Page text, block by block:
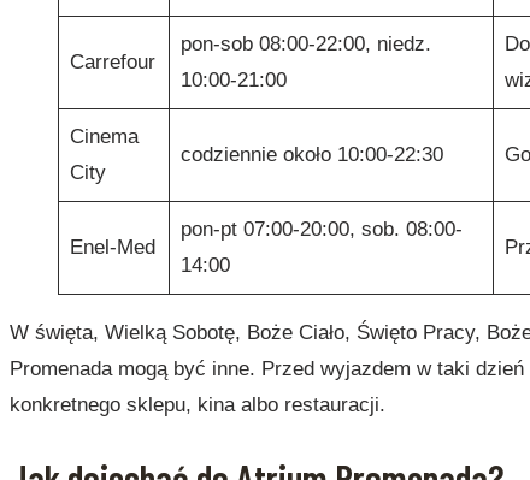
Carrefour
pon-sob 08:00-22:00, niedz.
10:00-21:00
Cinema
City
codziennie około 10:00-22:30
Enel-Med
pon-pt 07:00-20:00, sob. 08:00-
14:00
W święta, Wielką Sobotę, Boże Ciało, Święto Pracy,
Promenada mogą być inne. Przed wyjazdem w taki
konkretnego sklepu, kina albo restauracji.